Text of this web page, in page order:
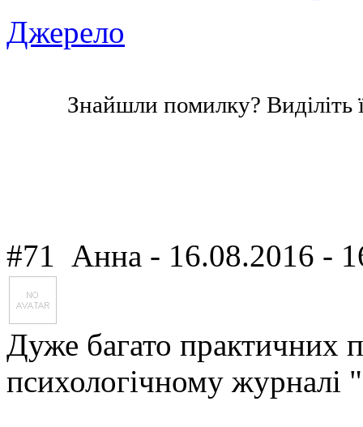
Джерело
Знайшли помилку? Виділіть
#71 Анна - 16.08.2016 -
Дуже багато практичних
психологічному журналі